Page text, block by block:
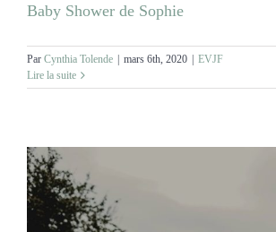
Baby Shower de Sophie
Par Cynthia Tolende | mars 6th, 2020 | EVJF
Lire la suite